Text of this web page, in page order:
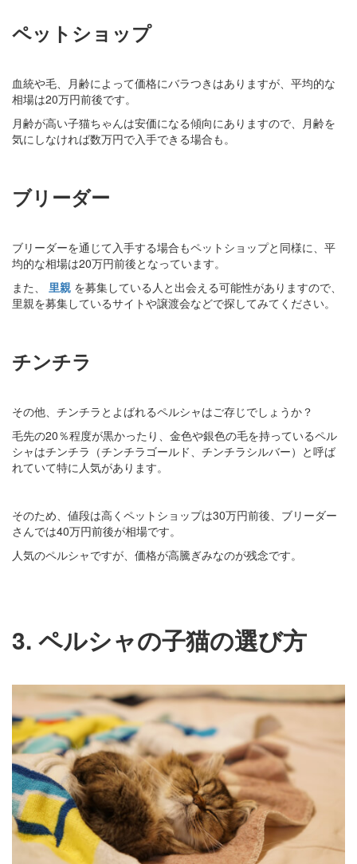
ペットショップ
血統や毛、月齢によって価格にバラつきはありますが、平均的な
相場は20万円前後です。
月齢が高い子猫ちゃんは安価になる傾向にありますので、月齢を
気にしなければ数万円で入手できる場合も。
ブリーダー
ブリーダーを通じて入手する場合もペットショップと同様に、平
均的な相場は20万円前後となっています。
また、 里親 を募集している人と出会える可能性がありますので、
里親を募集しているサイトや譲渡会などで探してみてください。
チンチラ
その他、チンチラとよばれるペルシャはご存じでしょうか？
毛先の20％程度が黒かったり、金色や銀色の毛を持っているペル
シャはチンチラ（チンチラゴールド、チンチラシルバー）と呼ば
れていて特に人気があります。
そのため、値段は高くペットショップは30万円前後、ブリーダー
さんでは40万円前後が相場です。
人気のペルシャですが、価格が高騰ぎみなのが残念です。
3. ペルシャの子猫の選び方